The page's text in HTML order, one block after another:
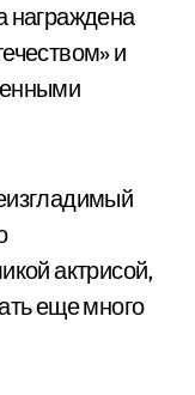
награждена
и
актрисой,
еще много